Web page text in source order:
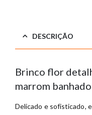
DESCRIÇÃO
Brinco flor
marrom
Delicado e sofisticado,